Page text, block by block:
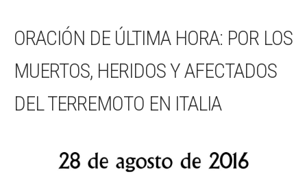
el
hijo
FORMAS
SOBRE NOSOTROS
ACTUALIDAD
CONTACTO
ORACIÓN DE ÚLTIMA HORA: POR LOS
MUERTOS, HERIDOS Y AFECTADOS
DEL TERREMOTO EN ITALIA